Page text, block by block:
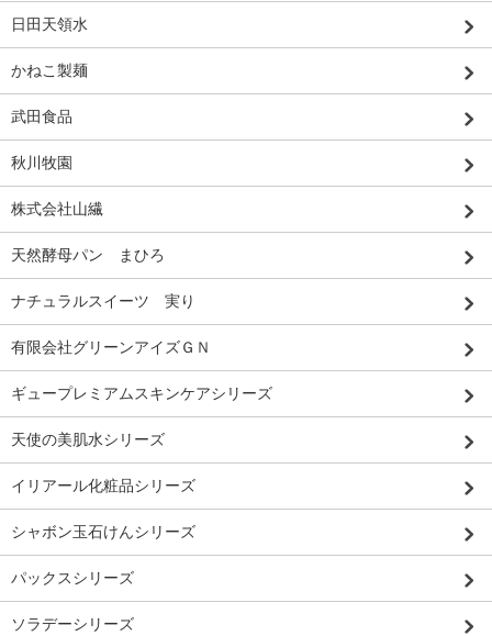
日田天領水
かねこ製麺
武田食品
秋川牧園
株式会社山繊
天然酵母パン まひろ
ナチュラルスイーツ 実り
有限会社グリーンアイズＧＮ
ギュープレミアムスキンケアシリーズ
天使の美肌水シリーズ
イリアール化粧品シリーズ
シャボン玉石けんシリーズ
パックスシリーズ
ソラデーシリーズ